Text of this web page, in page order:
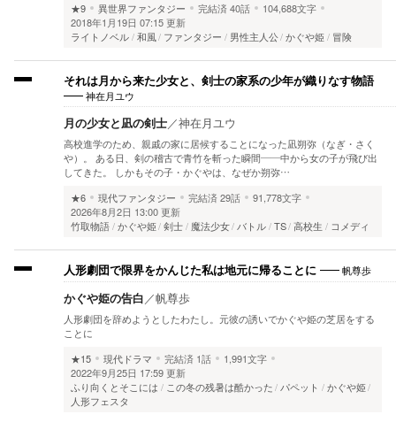
★9
異世界ファンタジー 完結済40話
104,688文字
2018年1月19日 07:15 更新
ライトノベル 和風 ファンタジー 男性主人公 かぐや姫 冒険
それは月から来た少女と、剣士の家系の少年が織りなす物語
神在月ユウ
月の少女と凪の剣士／神在月ユウ
高校進学のため、親戚の家に居候することになった凪朔弥（なぎ・さく
や）。 ある日、剣の稽古で青竹を斬った瞬間――中から女の子が飛び出
してきた。 しかもその子・かぐやは、なぜか朔弥…
★6
現代ファンタジー 完結済29話
91,778文字
2026年8月2日 13:00 更新
竹取物語 かぐや姫 剣士 魔法少女 バトル TS 高校生 コメディ
人形劇団で限界をかんじた私は地元に帰ることに 帆尊歩
かぐや姫の告白／帆尊歩
人形劇団を辞めようとしたわたし。元彼の誘いでかぐや姫の芝居をする
ことに
★15
現代ドラマ 完結済 1話
1,991文字
2022年9月25日 17:59 更新
ふり向くとそこには
この冬の残暑は酷かった パペット
かぐや姫
人形フェスタ